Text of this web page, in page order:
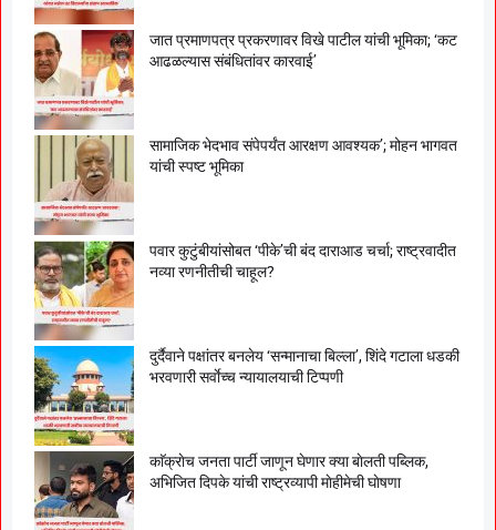
जात प्रमाणपत्र प्रकरणावर विखे पाटील यांची भूमिका; ‘कट
आढळल्यास संबंधितांवर कारवाई’
सामाजिक भेदभाव संपेपर्यंत आरक्षण आवश्यक’; मोहन भागवत
यांची स्पष्ट भूमिका
पवार कुटुंबीयांसोबत ‘पीके’ची बंद दाराआड चर्चा; राष्ट्रवादीत
नव्या रणनीतीची चाहूल?
दुर्दैवाने पक्षांतर बनलेय ‘सन्मानाचा बिल्ला’, शिंदे गटाला धडकी
भरवणारी सर्वाेच्च न्यायालयाची टिप्पणी
काॅक्राेच जनता पार्टी जाणून घेणार क्या बाेलती पब्लिक,
अभिजित दिपके यांची राष्ट्रव्यापी माेहीमेची घाेषणा